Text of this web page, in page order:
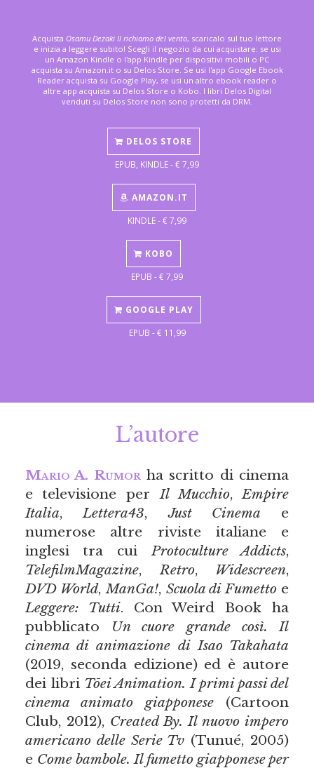
Acquista Osamu Dezaki Il richiamo del vento, scaricalo sul tuo lettore
e inizia a leggere subito! Scegli il negozio da cui acquistare: se usi
un Amazon Kindle o l'app Kindle per dispositivi mobili o PC
acquista su Amazon.it o su Delos Store. Se usi l'app Google Ebook
Reader acquista su Google Play, se usi un altro ebook reader o
altre app acquista su Delos Store o Kobo. I libri Delos Digital
venduti su Delos Store non sono protetti da DRM.
DELOS STORE
EPUB, KINDLE - € 7,99
AMAZON.IT
KINDLE - € 7,99
KOBO
EPUB - € 7,99
GOOGLE PLAY
EPUB - € 11,99
L’autore
Mario A. Rumor ha scritto di cinema
e televisione per Il Mucchio, Empire
Italia, Lettera43,Just Cinema e
numerose altre riviste italiane e
inglesi tra cui Protoculture Addicts,
TelefilmMagazine, Retro, Widescreen,
DVD World, ManGa!, Scuola di Fumettoe
Leggere: Tutti. Con Weird Book ha
pubblicato Un cuore grande così. Il
cinema di animazione di Isao Takahata
(2019, seconda edizione) ed è autore
dei libri Tōei Animation. I primi passi del
cinema animato giapponese(Cartoon
Club, 2012), Created By. Il nuovo impero
americano delle Serie Tv (Tunué, 2005)
e Come bambole. Il fumetto giapponese per